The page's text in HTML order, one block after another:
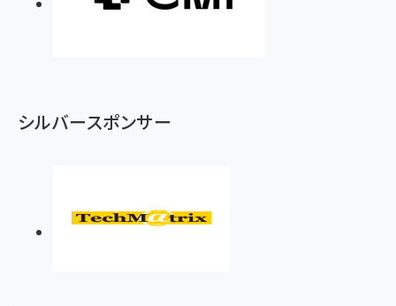
シルバースポンサー